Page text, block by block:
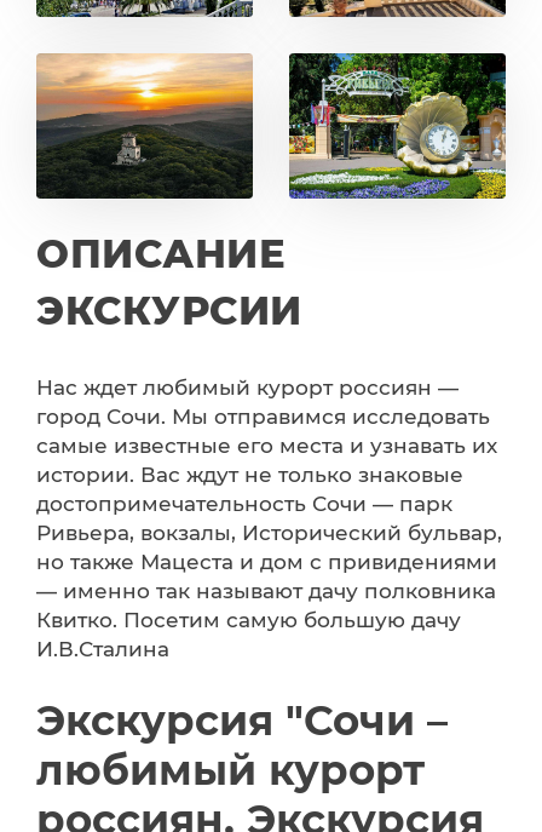
ОПИСАНИЕ
ЭКСКУРСИИ
Нас ждет любимый курорт россиян —
город Сочи. Мы отправимся исследовать
самые известные его места и узнавать их
истории. Вас ждут не только знаковые
достопримечательность Сочи — парк
Ривьера, вокзалы, Исторический бульвар,
но также Мацеста и дом с привидениями
— именно так называют дачу полковника
Квитко. Посетим самую большую дачу
И.В.Сталина
Экскурсия "Сочи –
любимый курорт
россиян. Экскурсия